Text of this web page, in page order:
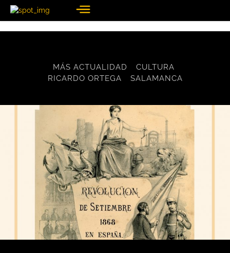
MÁS ACTUALIDAD
CULTURA
RICARDO ORTEGA
SALAMANCA